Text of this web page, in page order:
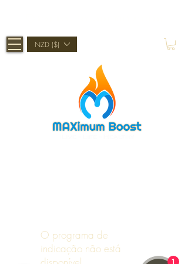
NZD ($)
O programa de
indicação não está
1